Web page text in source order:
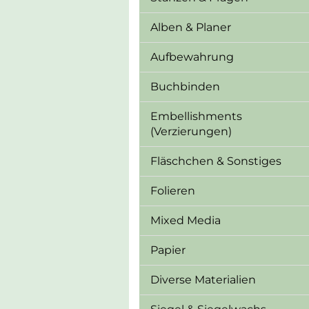
Alben & Planer
Aufbewahrung
Buchbinden
Embellishments
(Verzierungen)
Fläschchen & Sonstiges
Folieren
Mixed Media
Papier
Diverse Materialien